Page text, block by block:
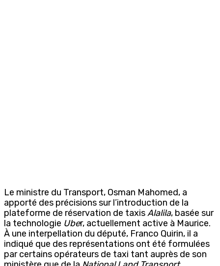
Le ministre du Transport, Osman Mahomed, a
apporté des précisions sur l’introduction de la
plateforme de réservation de taxisAlalila, basée sur
la technologie Uber, actuellement active à Maurice.
À une interpellation du député, Franco Quirin, il a
indiqué que des représentations ont été formulées
par certains opérateurs de taxi tant auprès de son